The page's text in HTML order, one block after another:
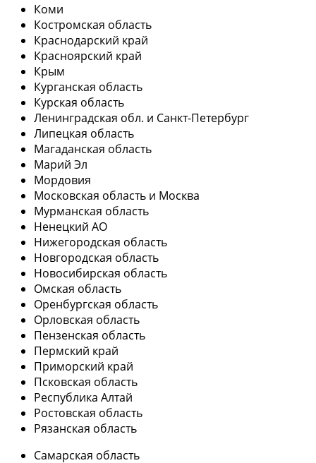
Коми
Костромская область
Краснодарский край
Красноярский край
Крым
Курганская область
Курская область
Ленинградская обл. и Санкт-Петербург
Липецкая область
Магаданская область
Марий Эл
Мордовия
Московская область и Москва
Мурманская область
Ненецкий АО
Нижегородская область
Новгородская область
Новосибирская область
Омская область
Оренбургская область
Орловская область
Пензенская область
Пермский край
Приморский край
Псковская область
Республика Алтай
Ростовская область
Рязанская область
Самарская область